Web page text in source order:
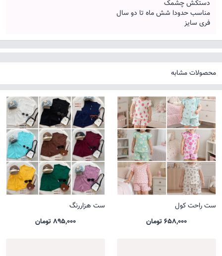
دستکش چشمک
مناسب حدودا شش ماه تا دو سال
فری سایز
محصولات مشابه
ست راحت کول
658,000 تومان
ست هزاررنگ
895,000 تومان